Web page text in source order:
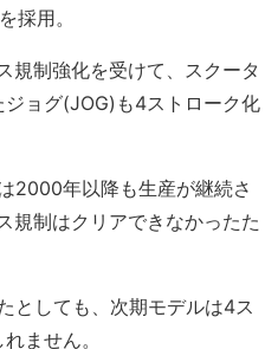
採用。
規制強化を受けて、スクータ
ョグ(JOG)も4ストローク化
2000年以降も生産が継続さ
規制はクリアできなかったた
としても、次期モデルは4ス
ません。